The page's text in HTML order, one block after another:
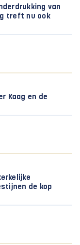
van
treft nu ook
Kaag en de
de kop